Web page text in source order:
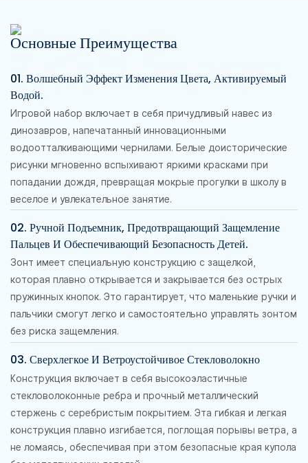
Основные Преимущества
01. Волшебный Эффект Изменения Цвета, Активируемый
Водой.
Игровой набор включает в себя причудливый навес из
динозавров, напечатанный инновационными
водоотталкивающими чернилами. Белые доисторические
рисунки мгновенно вспыхивают яркими красками при
попадании дождя, превращая мокрые прогулки в школу в
веселое и увлекательное занятие.
02. Ручной Подъемник, Предотвращающий Защемление
Пальцев И Обеспечивающий Безопасность Детей.
Зонт имеет специальную конструкцию с защелкой,
которая плавно открывается и закрывается без острых
пружинных кнопок. Это гарантирует, что маленькие ручки и
пальчики смогут легко и самостоятельно управлять зонтом
без риска защемления.
03. Сверхлегкое И Ветроустойчивое Стекловолокно
Конструкция включает в себя высокоэластичные
стекловолоконные ребра и прочный металлический
стержень с серебристым покрытием. Эта гибкая и легкая
конструкция плавно изгибается, поглощая порывы ветра, а
не ломаясь, обеспечивая при этом безопасные края купола